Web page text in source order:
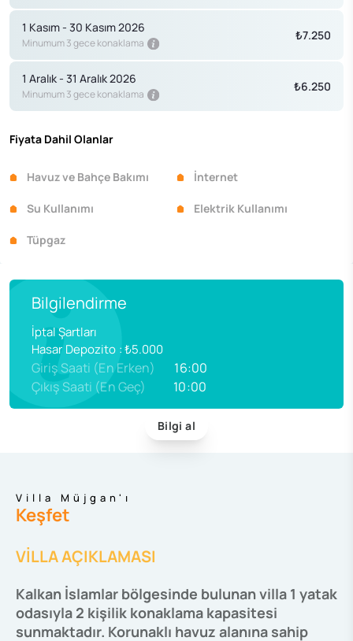
1 Kasım - 30 Kasım 2026
Minumum 3 gece konaklama
₺7.250
1 Aralık - 31 Aralık 2026
Minumum 3 gece konaklama
₺6.250
Fiyata Dahil Olanlar
Havuz ve Bahçe Bakımı İnternet
Su Kullanımı Elektrik Kullanımı
Tüpgaz
Bilgilendirme
İptal Şartları
Hasar Depozito :₺5.000
Giriş Saati (En Erken)
16:00
Çıkış Saati (En Geç)
10:00
Bilgi al
Villa Müjgan'ı
Keşfet
VİLLA AÇIKLAMASI
Kalkan İslamlar bölgesinde bulunan villa 1 yatak
odasıyla 2 kişilik konaklama kapasitesi
sunmaktadır. Korunaklı havuz alanına sahip